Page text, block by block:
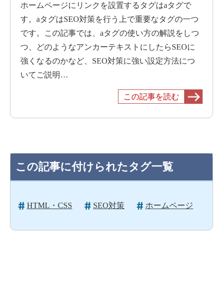
ホームページにリンクを設置するタグはaタグで
す。aタグはSEO対策を行う上で重要なタグの一つ
です。この記事では、aタグの使い方の解説をしつ
つ、どのようなアンカーテキストにしたらSEOに
強くなるのかなど、SEO対策に強い設定方法につ
いてご説明…
この記事を読む
この記事に付けられたタグ一覧
HTML・CSS SEO対策 ホームページ